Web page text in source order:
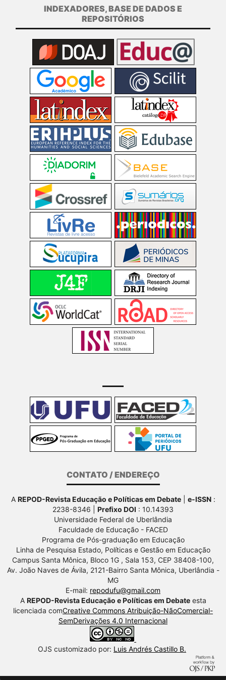
INDEXADORES, BASE DE DADOS E
REPOSITÓRIOS
CONTATO / ENDEREÇO
A REPOD-Revista Educação e Políticas em Debate| e-ISSN:
2238-8346 | Prefixo DOI : 10.14393
Universidade Federal de Uberlândia
Faculdade de Educação - FACED
Programa de Pós-graduação em Educação
Linha de Pesquisa Estado, Políticas e Gestão em Educação
Campus Santa Mônica, Bloco 1G , Sala 153, CEP 38408-100,
Av. João Naves de Ávila, 2121-Bairro Santa Mônica, Uberlândia -
MG
E-mail: repodufu@gmail.com
A REPOD-Revista Educação e Políticas em Debateesta
licenciada comCreative Commons Atribuição-NãoComercial-
SemDerivações 4.0 Internacional
OJS customizado por: Luis Andrés Castillo B.